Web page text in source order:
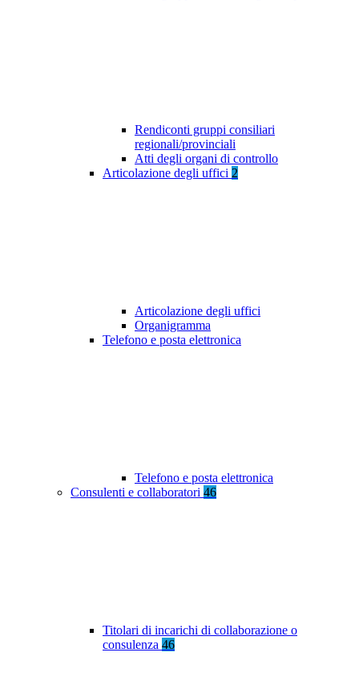
Rendiconti gruppi consiliari
regionali/provinciali
Atti degli organi di controllo
Articolazione degli uffici 2
Articolazione degli uffici
Organigramma
Telefono e posta elettronica
Telefono e posta elettronica
Consulenti e collaboratori 46
Titolari di incarichi di collaborazione o
consulenza 46